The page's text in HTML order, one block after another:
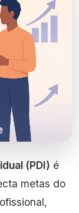
(PDI) é
metas do